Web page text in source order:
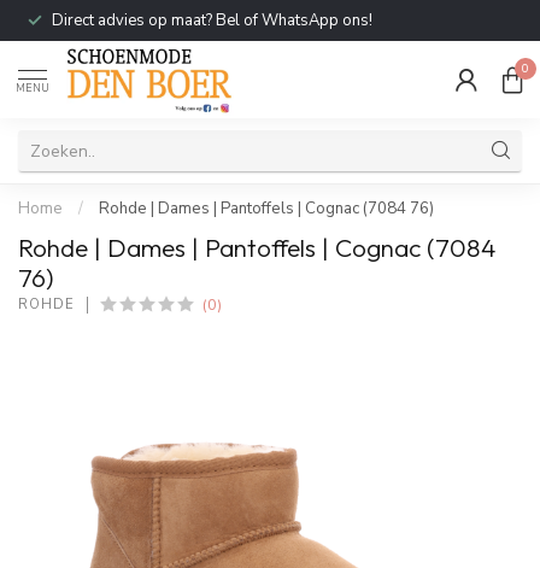
Direct advies op maat? Bel of WhatsApp ons!
MENU
0
Home / Rohde | Dames | Pantoffels | Cognac (7084 76)
Rohde | Dames | Pantoffels | Cognac (7084
76)
ROHDE (0)